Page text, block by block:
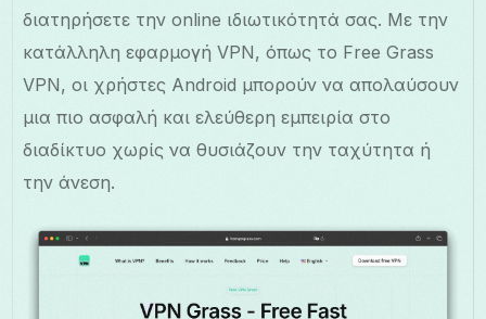
διατηρήσετε την online ιδιωτικότητά σας. Με την
κατάλληλη εφαρμογή VPN, όπως το Free Grass
VPN, οι χρήστες Android μπορούν να απολαύσουν
μια πιο ασφαλή και ελεύθερη εμπειρία στο
διαδίκτυο χωρίς να θυσιάζουν την ταχύτητα ή
την άνεση.